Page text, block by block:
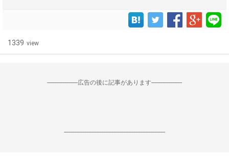
1339 view
--------------------広告の後に記事があります--------------------
------------------------------------------------------------------